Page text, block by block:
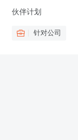
伙伴计划
针对公司